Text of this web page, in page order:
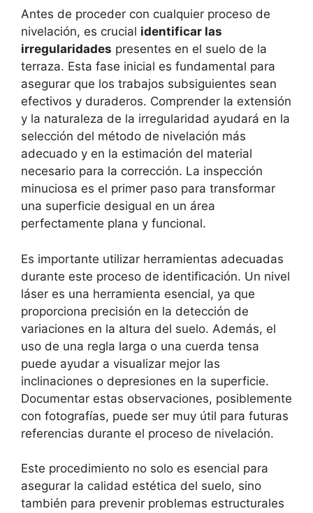
Antes de proceder con cualquier proceso de
nivelación, es crucial identificar las
irregularidades presentes en el suelo de la
terraza. Esta fase inicial es fundamental para
asegurar que los trabajos subsiguientes sean
efectivos y duraderos. Comprender la extensión
y la naturaleza de la irregularidad ayudará en la
selección del método de nivelación más
adecuado y en la estimación del material
necesario para la corrección. La inspección
minuciosa es el primer paso para transformar
una superficie desigual en un área
perfectamente plana y funcional.
Es importante utilizar herramientas adecuadas
durante este proceso de identificación. Un nivel
láser es una herramienta esencial, ya que
proporciona precisión en la detección de
variaciones en la altura del suelo. Además, el
uso de una regla larga o una cuerda tensa
puede ayudar a visualizar mejor las
inclinaciones o depresiones en la superficie.
Documentar estas observaciones, posiblemente
con fotografías, puede ser muy útil para futuras
referencias durante el proceso de nivelación.
Este procedimiento no solo es esencial para
asegurar la calidad estética del suelo, sino
también para prevenir problemas estructurales